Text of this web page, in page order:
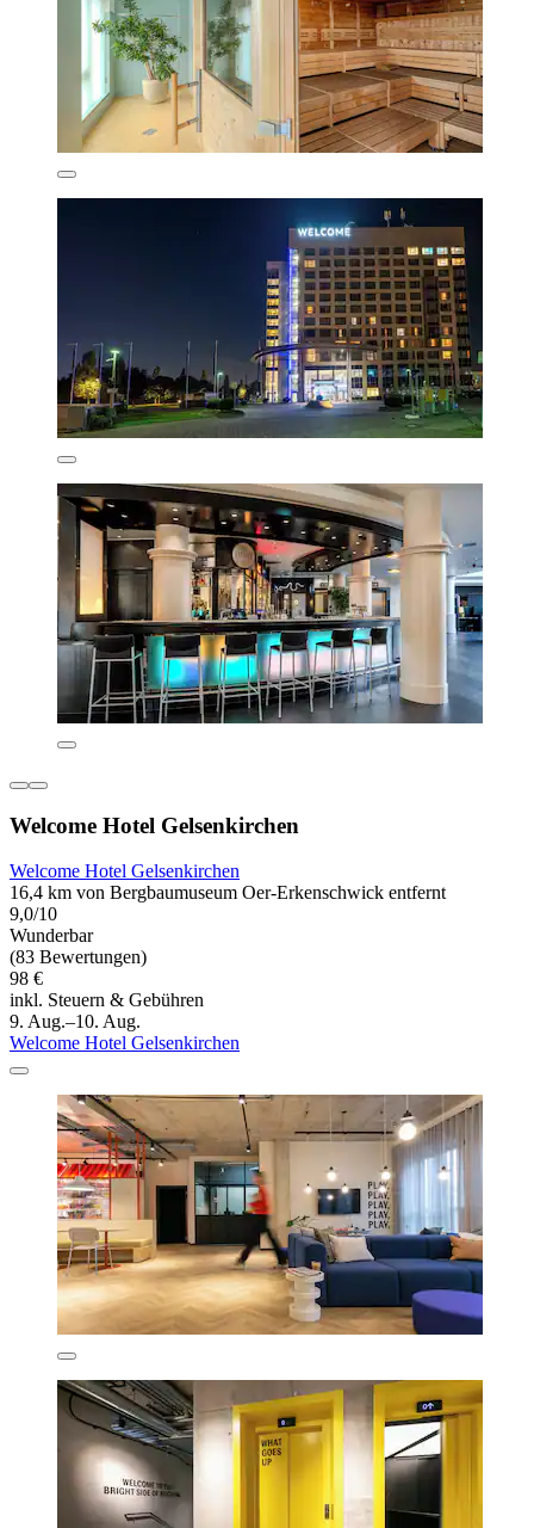
Welcome Hotel Gelsenkirchen
Welcome Hotel Gelsenkirchen
16,4 km von Bergbaumuseum Oer-Erkenschwick entfernt
9,0/10
Wunderbar
(83 Bewertungen)
98 €
inkl. Steuern & Gebühren
9. Aug.–10. Aug.
Welcome Hotel Gelsenkirchen